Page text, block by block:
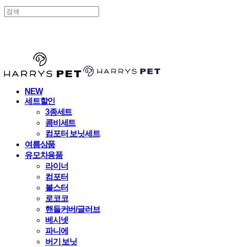
NEW
세트할인
3종세트
콤비세트
컴포터 보닛세트
여름상품
유모차용품
라이너
컴포터
볼스터
로코코
핸들커버/글러브
베시넷
파니에
버기 보닛